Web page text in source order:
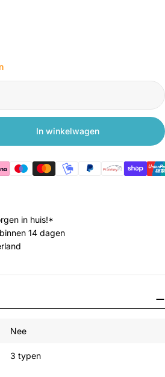
Xiaomi Deerma DX115C
voor Xiaomi Deerma
In winkelwagen
in huis!*
14 dagen
Nee
3 typen